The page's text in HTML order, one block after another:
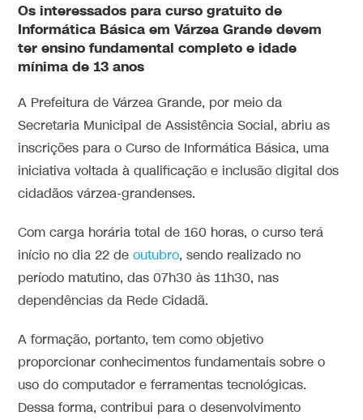
Os interessados para curso gratuito de
Informática Básica em Várzea Grande devem
ter ensino fundamental completo e idade
mínima de 13 anos
A Prefeitura de Várzea Grande, por meio da
Secretaria Municipal de Assistência Social, abriu as
inscrições para o Curso de Informática Básica, uma
iniciativa voltada à qualificação e inclusão digital dos
cidadãos várzea-grandenses.
Com carga horária total de 160 horas, o curso terá
início no dia 22 deoutubro, sendo realizado no
período matutino, das 07h30 às 11h30, nas
dependências da Rede Cidadã.
A formação, portanto, tem como objetivo
proporcionar conhecimentos fundamentais sobre o
uso do computador e ferramentas tecnológicas.
Dessa forma, contribui para o desenvolvimento